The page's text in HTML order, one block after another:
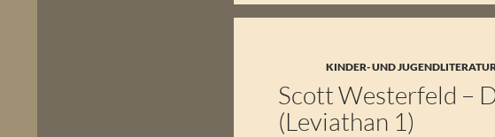
KINDER- UND
Scott Westerfeld –
(Leviathan 1)